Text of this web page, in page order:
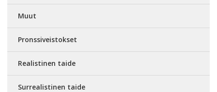
Muut
Pronssiveistokset
Realistinen taide
Surrealistinen taide